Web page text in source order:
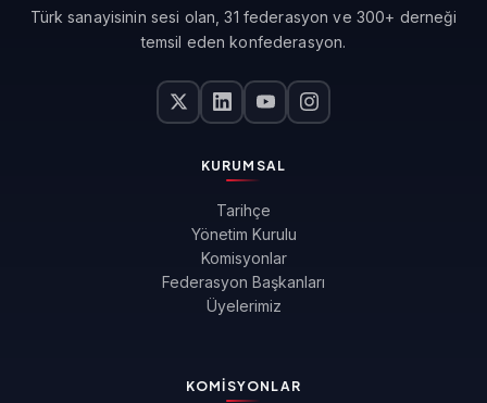
Türk sanayisinin sesi olan, 31 federasyon ve 300+ derneği
temsil eden konfederasyon.
KURUMSAL
Tarihçe
Yönetim Kurulu
Komisyonlar
Federasyon Başkanları
Üyelerimiz
KOMISYONLAR